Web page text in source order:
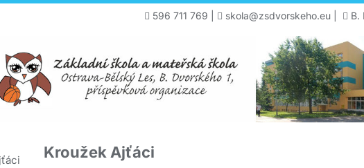
596 711 769 skola@zsdvorskeho.eu B.
Kroužek Ajťáci